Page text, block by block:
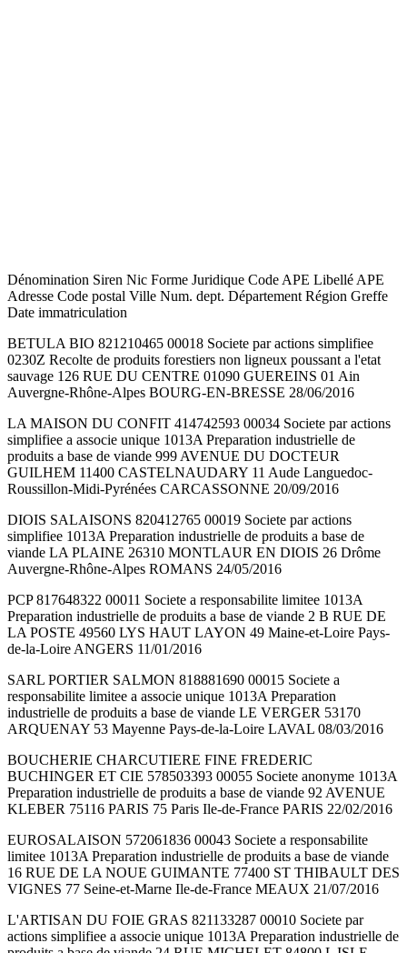
Dénomination Siren Nic Forme Juridique Code APE Libellé APE
Adresse Code postal Ville Num. dept. Département Région Greffe
Date immatriculation
BETULA BIO 821210465 00018 Societe par actions simplifiee
0230Z Recolte de produits forestiers non ligneux poussant a l'etat
sauvage 126 RUE DU CENTRE 01090 GUEREINS 01 Ain
Auvergne-Rhône-Alpes BOURG-EN-BRESSE 28/06/2016
LA MAISON DU CONFIT 414742593 00034 Societe par actions
simplifiee a associe unique 1013A Preparation industrielle de
produits a base de viande 999 AVENUE DU DOCTEUR
GUILHEM 11400 CASTELNAUDARY 11 Aude Languedoc-
Roussillon-Midi-Pyrénées CARCASSONNE 20/09/2016
DIOIS SALAISONS 820412765 00019 Societe par actions
simplifiee 1013A Preparation industrielle de produits a base de
viande LA PLAINE 26310 MONTLAUR EN DIOIS 26 Drôme
Auvergne-Rhône-Alpes ROMANS 24/05/2016
PCP 817648322 00011 Societe a responsabilite limitee 1013A
Preparation industrielle de produits a base de viande 2 B RUE DE
LA POSTE 49560 LYS HAUT LAYON 49 Maine-et-Loire Pays-
de-la-Loire ANGERS 11/01/2016
SARL PORTIER SALMON 818881690 00015 Societe a
responsabilite limitee a associe unique 1013A Preparation
industrielle de produits a base de viande LE VERGER 53170
ARQUENAY 53 Mayenne Pays-de-la-Loire LAVAL 08/03/2016
BOUCHERIE CHARCUTIERE FINE FREDERIC
BUCHINGER ET CIE 578503393 00055 Societe anonyme 1013A
Preparation industrielle de produits a base de viande 92 AVENUE
KLEBER 75116 PARIS 75 Paris Ile-de-France PARIS 22/02/2016
EUROSALAISON 572061836 00043 Societe a responsabilite
limitee 1013A Preparation industrielle de produits a base de viande
16 RUE DE LA NOUE GUIMANTE 77400 ST THIBAULT DES
VIGNES 77 Seine-et-Marne Ile-de-France MEAUX 21/07/2016
L'ARTISAN DU FOIE GRAS 821133287 00010 Societe par
actions simplifiee a associe unique 1013A Preparation industrielle de